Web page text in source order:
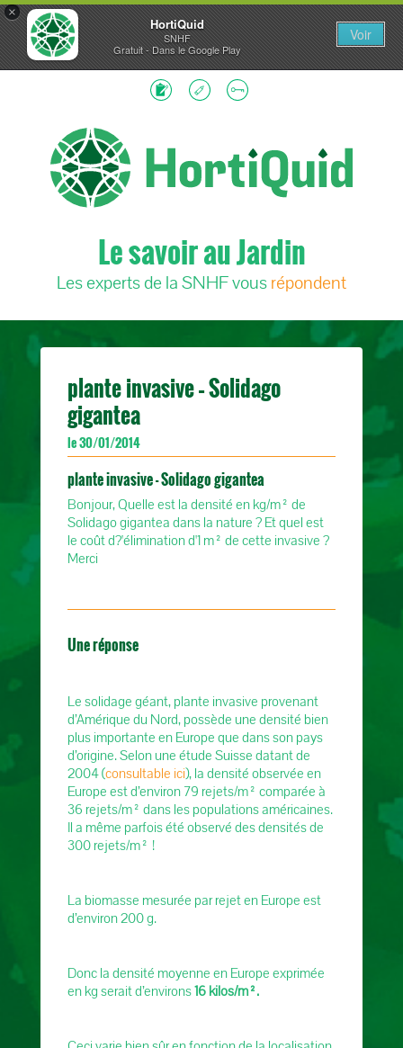
×
HortiQuid
SNHF
Gratuit - Dans le Google Play
Voir
Le savoir au Jardin
Les experts de la SNHF vousrépondent
plante invasive – Solidago
gigantea
le 30/01/2014
plante invasive - Solidago gigantea
Bonjour, Quelle est la densité en kg/m² de
Solidago gigantea dans la nature ? Et quel est
le coût d?'élimination d'1 m² de cette invasive ?
Merci
Une réponse
Le solidage géant, plante invasive provenant
d’Amérique du Nord, possède une densité bien
plus importante en Europe que dans son pays
d’origine. Selon une étude Suisse datant de
2004 (consultable ici), la densité observée en
Europe est d’environ 79 rejets/m² comparée à
36 rejets/m² dans les populations américaines.
Il a même parfois été observé des densités de
300 rejets/m² !
La biomasse mesurée par rejet en Europe est
d’environ 200 g.
Donc la densité moyenne en Europe exprimée
en kg serait d’environs16 kilos/m².